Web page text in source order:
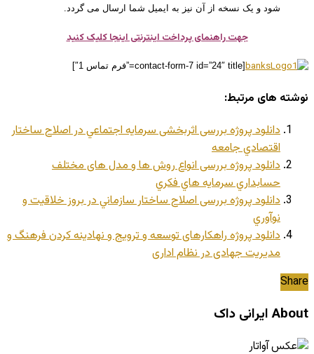
شود و یک نسخه از آن نیز به ایمیل شما ارسال می گردد.
جهت راهنمای پرداخت اینترنتی اینجا کلیک کنید
[contact-form-7 id=”24″ title=”فرم تماس 1″]
نوشته های مرتبط:
دانلود پروژه بررسی اثربخشی سرمايه اجتماعي در اصلاح ساختار
اقتصادي جامعه
دانلود پروژه بررسی انواع روش ها و مدل های مختلف
حسابداري سرمايه هاي فكري
دانلود پروژه بررسی اصلاح ساختار سازماني در بروز خلاقيت و
نوآوري
دانلود پروژه راهکارهای توسعه و ترویج و نهادینه کردن فرهنگ و
مدیریت جهادی در نظام اداری
Share
About ایرانی داک